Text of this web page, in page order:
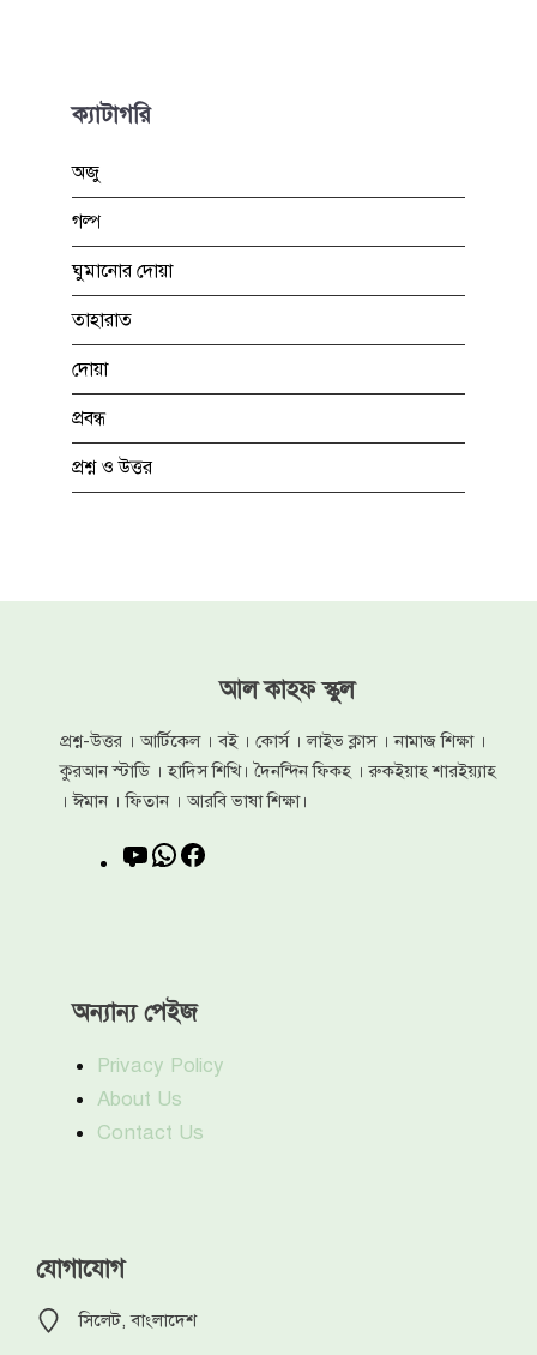
ক্যাটাগরি
অজু
গল্প
ঘুমানোর দোয়া
তাহারাত
দোয়া
প্রবন্ধ
প্রশ্ন ও উত্তর
আল কাহফ স্কুল
প্রশ্ন-উত্তর । আর্টিকেল । বই । কোর্স । লাইভ ক্লাস । নামাজ শিক্ষা ।
কুরআন স্টাডি । হাদিস শিখি। দৈনন্দিন ফিকহ । রুকইয়াহ শারইয়্যাহ
। ঈমান । ফিতান । আরবি ভাষা শিক্ষা।
YouTube
WhatsApp
অন্যান্য পেইজ
Privacy Policy
About Us
Contact Us
যোগাযোগ
সিলেট, বাংলাদেশ